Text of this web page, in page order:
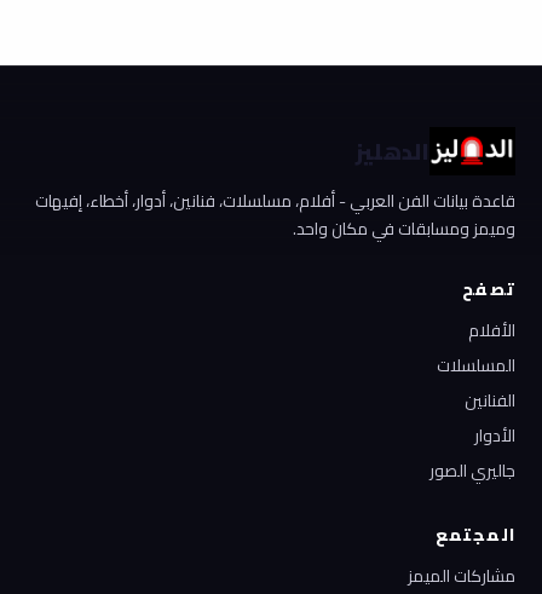
الدهليز
قاعدة بيانات الفن العربي - أفلام، مسلسلات، فنانين، أدوار، أخطاء، إفيهات
وميمز ومسابقات في مكان واحد.
تصفح
الأفلام
المسلسلات
الفنانين
الأدوار
جاليري الصور
المجتمع
مشاركات الميمز